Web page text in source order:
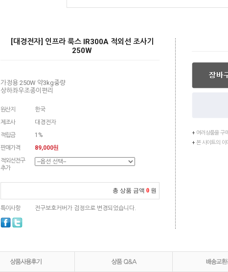
[대경전자] 인프라 룩스 IR300A 적외선 조사기
250W
가정용 250W 약3kg중량
상하좌우조종이편리
원산지
한국
제조사
대경전자
적립금
1%
판매가격
89,000원
적외선전구
추가
총 상품 금액 0 원
특이사항 전구보호커버가 검정으로 변경되었습니다.
+여러상품을 구
+본 사이트의 이